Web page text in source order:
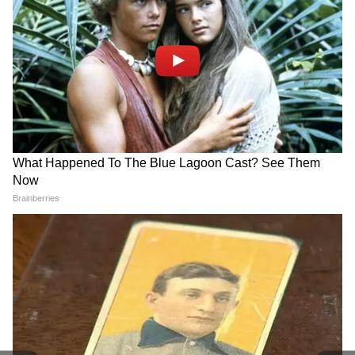
বাদ দেওয়ার দাবি তাদের।
DOWNLOAD APP
RECOMMENDED STORIES